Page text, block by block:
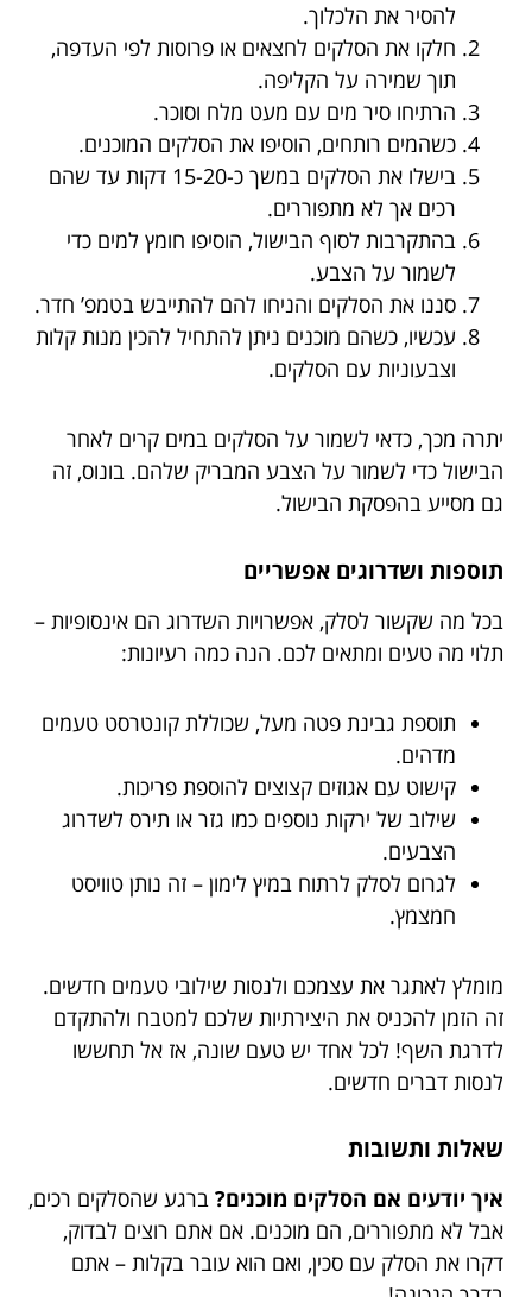
להסיר את הלכלוך.
חלקו את הסלקים לחצאים או פרוסות לפי העדפה,
תוך שמירה על הקליפה.
הרתיחו סיר מים עם מעט מלח וסוכר.
כשהמים רותחים, הוסיפו את הסלקים המוכנים.
בישלו את הסלקים במשך כ-15-20 דקות עד שהם
רכים אך לא מתפוררים.
בהתקרבות לסוף הבישול, הוסיפו חומץ למים כדי
לשמור על הצבע.
סננו את הסלקים והניחו להם להתייבש בטמפ’ חדר.
עכשיו, כשהם מוכנים ניתן להתחיל להכין מנות קלות
וצבעוניות עם הסלקים.
יתרה מכך, כדאי לשמור על הסלקים במים קרים לאחר
הבישול כדי לשמור על הצבע המבריק שלהם. בונוס, זה
גם מסייע בהפסקת הבישול.
תוספות ושדרוגים אפשריים
בכל מה שקשור לסלק, אפשרויות השדרוג הם אינסופיות –
תלוי מה טעים ומתאים לכם. הנה כמה רעיונות:
תוספת גבינת פטה מעל, שכוללת קונטרסט טעמים
מדהים.
קישוט עם אגוזים קצוצים להוספת פריכות.
שילוב של ירקות נוספים כמו גזר או תירס לשדרוג
הצבעים.
לגרום לסלק לרתוח במיץ לימון – זה נותן טוויסט
חמצמץ.
מומלץ לאתגר את עצמכם ולנסות שילובי טעמים חדשים.
זה הזמן להכניס את היצירתיות שלכם למטבח ולהתקדם
לדרגת השף! לכל אחד יש טעם שונה, אז אל תחששו
לנסות דברים חדשים.
שאלות ותשובות
איך יודעים אם הסלקים מוכנים? ברגע שהסלקים רכים,
אבל לא מתפוררים, הם מוכנים. אם אתם רוצים לבדוק,
דקרו את הסלק עם סכין, ואם הוא עובר בקלות – אתם